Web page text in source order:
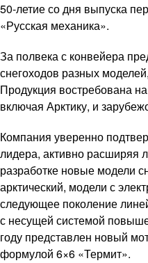
50-летие со дня выпуска
«Русская механика».
За полвека с конвейера
снегоходов разных
Продукция востребована
включая Арктику, и
Компания уверенно
лидера, активно расширяя
разработке новые модели
арктический, модели с
следующее поколение
с несущей системой
году представлен новый
формулой 6×6 «Термит».